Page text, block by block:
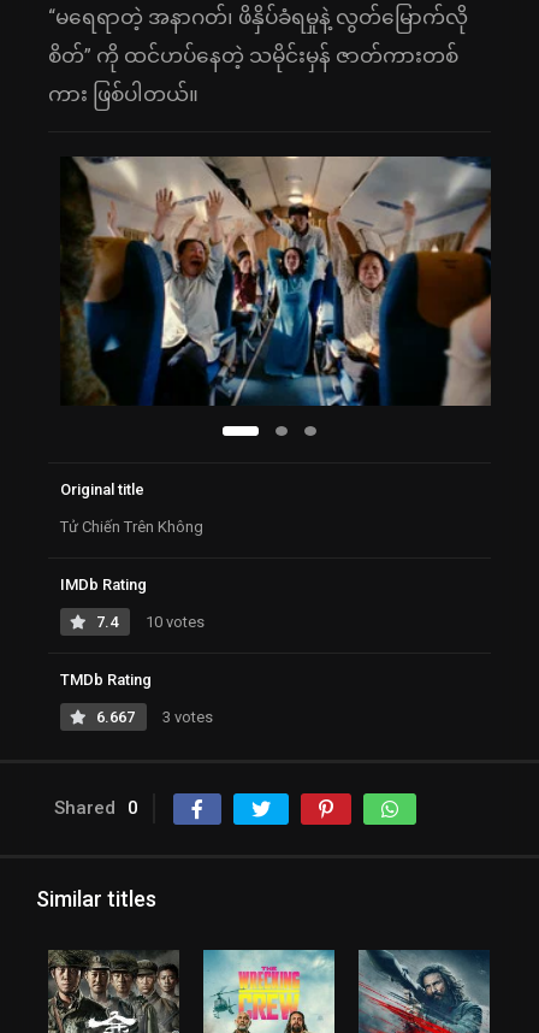
“မရေရာတဲ့ အနာဂတ်၊ ဖိနှိပ်ခံရမှုနဲ့ လွတ်မြောက်လို
စိတ်” ကို ထင်ဟပ်နေတဲ့ သမိုင်းမှန် ဇာတ်ကားတစ်
ကား ဖြစ်ပါတယ်။
Original title
Tử Chiến Trên Không
IMDb Rating
7.4 10 votes
TMDb Rating
6.667 3 votes
Shared 0
Similar titles